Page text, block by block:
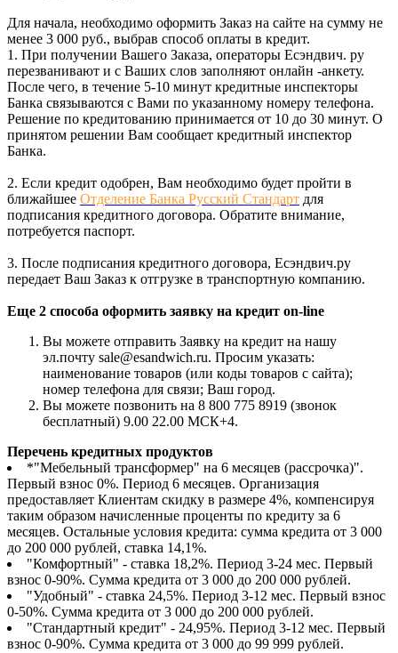
Для начала, необходимо оформить Заказ на сайте на сумму не
менее 3 000 руб., выбрав способ оплаты в кредит.
1. При получении Вашего Заказа, операторы Есэндвич. ру
перезванивают и с Ваших слов заполняют онлайн -анкету.
После чего, в течение 5-10 минут кредитные инспекторы
Банка связываются с Вами по указанному номеру телефона.
Решение по кредитованию принимается от 10 до 30 минут. О
принятом решении Вам сообщает кредитный инспектор
Банка.
2. Если кредит одобрен, Вам необходимо будет пройти в
ближайшее Отделение Банка Русский Стандарт для
подписания кредитного договора. Обратите внимание,
потребуется паспорт.
3. После подписания кредитного договора, Есэндвич.ру
передает Ваш Заказ к отгрузке в транспортную компанию.
Еще 2 способа оформить заявку на кредит on-line
Вы можете отправить Заявку на кредит на нашу
эл.почту sale@esandwich.ru. Просим указать:
наименование товаров (или коды товаров с сайта);
номер телефона для связи; Ваш город.
Вы можете позвонить на 8 800 775 8919 (звонок
бесплатный) 9.00 22.00 МСК+4.
Перечень кредитных продуктов
*"Мебельный трансформер" на 6 месяцев (рассрочка)".
Первый взнос 0%. Период 6 месяцев. Организация
предоставляет Клиентам скидку в размере 4%, компенсируя
таким образом начисленные проценты по кредиту за 6
месяцев. Остальные условия кредита: сумма кредита от 3 000
до 200 000 рублей, ставка 14,1%.
"Комфортный" - ставка 18,2%. Период 3-24 мес. Первый
взнос 0-90%. Сумма кредита от 3 000 до 200 000 рублей.
"Удобный" - ставка 24,5%. Период 3-12 мес. Первый взнос
0-50%. Сумма кредита от 3 000 до 200 000 рублей.
"Стандартный кредит" - 24,95%. Период 3-12 мес. Первый
взнос 0-90%. Сумма кредита от 3 000 до 99 999 рублей.